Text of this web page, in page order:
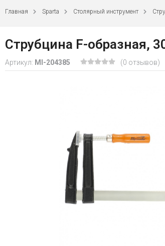
Главная Sparta Столярный инструмент
Струбцина F-образная,
Артикул: MI-204385 (0 отзывов)